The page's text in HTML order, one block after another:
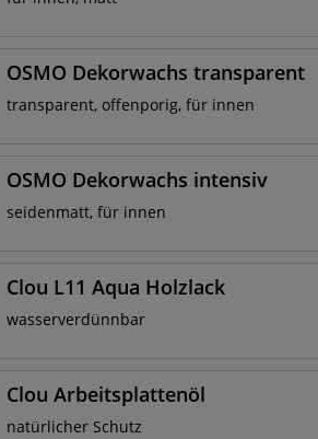
OSMO Dekorwachs transparent
transparent, offenporig, für innen
OSMO Dekorwachs intensiv
seidenmatt, für innen
Clou L11 Aqua Holzlack
wasserverdünnbar
Clou Arbeitsplattenöl
natürlicher Schutz